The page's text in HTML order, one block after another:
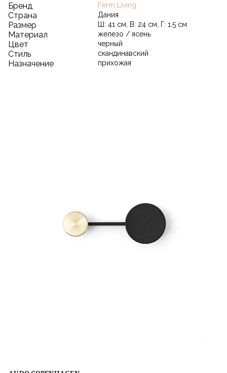
Бренд Ferm Living
Страна Дания
Размер Ш: 41 см, В: 24 см, Г: 1.5 см
Материал железо / ясень
Цвет черный
Стиль скандинавский
Назначение прихожая